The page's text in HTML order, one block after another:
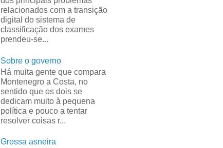
relacionados com a transição
digital do sistema de
classificação dos exames
prendeu-se...
Sobre o governo
Há muita gente que compara
Montenegro a Costa, no
sentido que os dois se
dedicam muito à pequena
política e pouco a tentar
resolver coisas r...
Grossa asneira